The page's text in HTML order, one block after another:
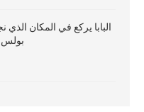
البابا يركع في المكان الذي
بولس